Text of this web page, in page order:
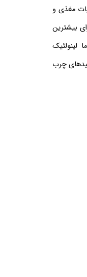
مغذی و
بیشترین
لینولئیک
چرب